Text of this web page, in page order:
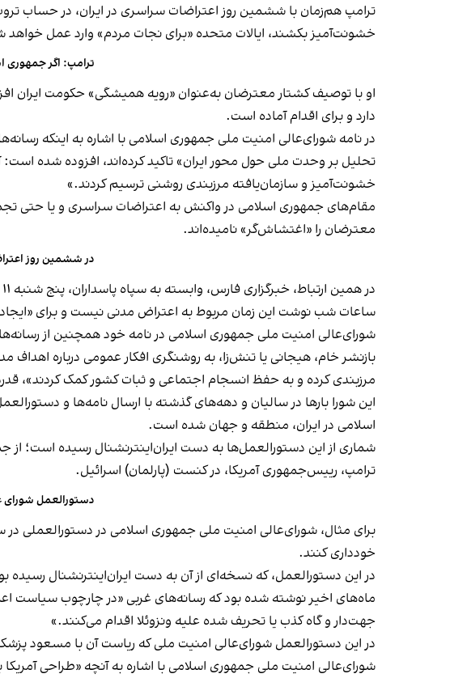
ترامپ هم‌زمان با ششمین روز اعتراضات سراسری در ایران، در حساب
خشونت‌آمیز بکشند، ایالات متحده «برای نجات مردم» وارد عمل
ترامپ: اگر جمهوری
او با توصیف کشتار معترضان به‌عنوان «رویه همیشگی» حکومت ایران
دارد و برای اقدام آماده است.
در نامه شورای‌عالی امنیت ملی جمهوری اسلامی با اشاره به اینکه
تحلیل بر وحدت ملی حول محور ایران» تاکید کرده‌اند، افزوده شده
خشونت‌آمیز و سازمان‌یافته مرزبندی روشنی ترسیم کردند.»
مقام‌های جمهوری اسلامی در واکنش به اعتراضات سراسری و یا حتی
معترضان را «اغتشاش‌گر» نامیده‌اند.
در ششمین روز
ساعات شب نوشت این زمان مربوط به اعتراض مدنی نیست و برای
شورای‌عالی امنیت ملی جمهوری اسلامی در نامه خود همچنین از
بازنشر خام، هیجانی یا تنش‌زا، به روشنگری افکار عمومی درباره اهداف
مرزبندی کرده و به حفظ انسجام اجتماعی و ثبات کشور کمک کردند»،
این شورا بارها در سالیان و دهه‌های گذشته با ارسال نامه‌ها و
اسلامی در ایران، منطقه و جهان شده است.
شماری از این دستورالعمل‌ها به دست ایران‌اینترنشنال رسیده است؛
ترامپ، رییس‌جمهوری آمریکا، در کنست (پارلمان) اسرائیل.
دستورالعمل شورای
برای مثال، شورای‌عالی امنیت ملی جمهوری اسلامی در دستورالعملی در
خودداری کنند.
در این دستورالعمل، که نسخه‌ای از آن به دست ایران‌اینترنشنال رسیده
ماه‌های اخیر نوشته شده بود که رسانه‌های غربی «در چارچوب سیاست
جهت‌دار و گاه کذب یا تحريف شده علیه ونزوئلا اقدام می‌کنند.»
در این دستورالعمل شورای‌عالی امنیت ملی که ریاست آن با مسعود
شورای‌عالی امنیت ملی جمهوری اسلامی با اشاره به آنچه «طراحی